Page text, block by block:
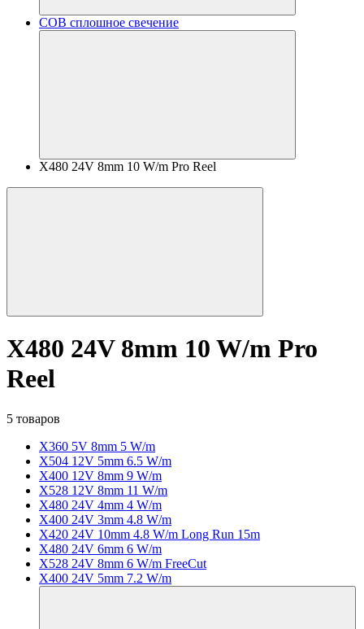
COB сплошное свечение
X480 24V 8mm 10 W/m Pro Reel
X480 24V 8mm 10 W/m Pro
Reel
5 товаров
X360 5V 8mm 5 W/m
X504 12V 5mm 6.5 W/m
X400 12V 8mm 9 W/m
X528 12V 8mm 11 W/m
X480 24V 4mm 4 W/m
X400 24V 3mm 4.8 W/m
X420 24V 10mm 4.8 W/m Long Run 15m
X480 24V 6mm 6 W/m
X528 24V 8mm 6 W/m FreeCut
X400 24V 5mm 7.2 W/m